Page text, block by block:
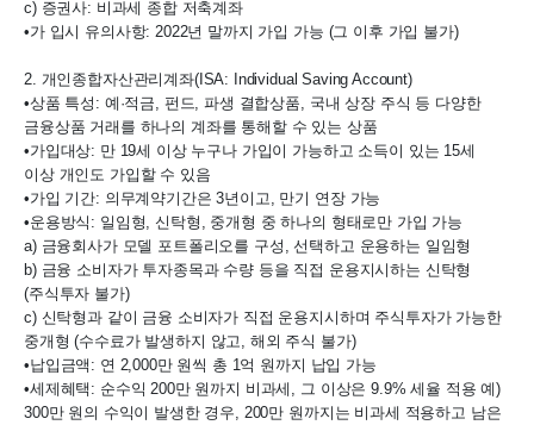
c) 증권사: 비과세 종합 저축계좌
•가 입시 유의사항: 2022년 말까지 가입 가능 (그 이후 가입 불가)
2. 개인종합자산관리계좌(ISA: Individual Saving Account)
•상품 특성: 예·적금, 펀드, 파생 결합상품, 국내 상장 주식 등 다양한
금융상품 거래를 하나의 계좌를 통해할 수 있는 상품
•가입대상: 만 19세 이상 누구나 가입이 가능하고 소득이 있는 15세
이상 개인도 가입할 수 있음
•가입 기간: 의무계약기간은 3년이고, 만기 연장 가능
•운용방식: 일임형, 신탁형, 중개형 중 하나의 형태로만 가입 가능
a) 금융회사가 모델 포트폴리오를 구성, 선택하고 운용하는 일임형
b) 금융 소비자가 투자종목과 수량 등을 직접 운용지시하는 신탁형
(주식투자 불가)
c) 신탁형과 같이 금융 소비자가 직접 운용지시하며 주식투자가 가능한
중개형 (수수료가 발생하지 않고, 해외 주식 불가)
•납입금액: 연 2,000만 원씩 총 1억 원까지 납입 가능
•세제혜택: 순수익 200만 원까지 비과세, 그 이상은 9.9% 세율 적용 예)
300만 원의 수익이 발생한 경우, 200만 원까지는 비과세 적용하고 남은